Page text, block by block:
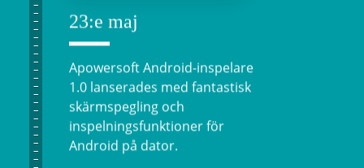
23:e maj
Apowersoft Android-inspelare
1.0 lanserades med fantastisk
skärmspegling och
inspelningsfunktioner för
Android på dator.